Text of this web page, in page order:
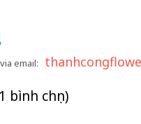
email:
bình chọn)